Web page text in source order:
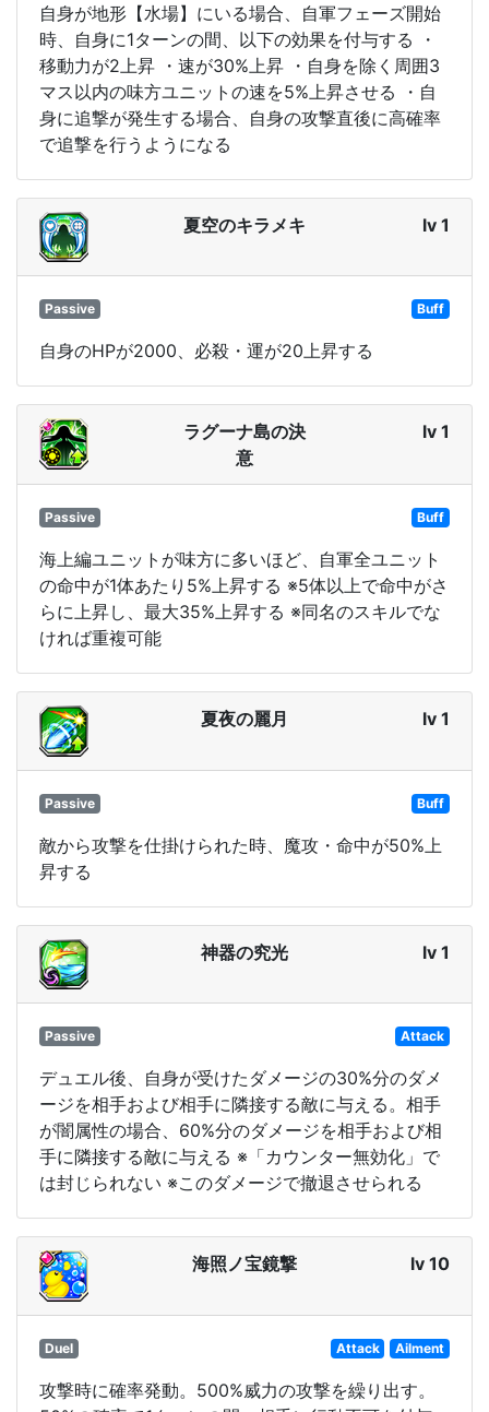
自身が地形【水場】にいる場合、自軍フェーズ開始
時、自身に1ターンの間、以下の効果を付与する ・
移動力が2上昇 ・速が30%上昇 ・自身を除く周囲3
マス以内の味方ユニットの速を5%上昇させる ・自
身に追撃が発生する場合、自身の攻撃直後に高確率
で追撃を行うようになる
夏空のキラメキ lv 1
Passive Buff
自身のHPが2000、必殺・運が20上昇する
ラグーナ島の決
意
lv 1
Passive Buff
海上編ユニットが味方に多いほど、自軍全ユニット
の命中が1体あたり5%上昇する ※5体以上で命中がさ
らに上昇し、最大35%上昇する ※同名のスキルでな
ければ重複可能
夏夜の麗月 lv 1
Passive Buff
敵から攻撃を仕掛けられた時、魔攻・命中が50%上
昇する
神器の究光 lv 1
Passive Attack
デュエル後、自身が受けたダメージの30%分のダメ
ージを相手および相手に隣接する敵に与える。相手
が闇属性の場合、60%分のダメージを相手および相
手に隣接する敵に与える ※「カウンター無効化」で
は封じられない ※このダメージで撤退させられる
海照ノ宝鏡撃 lv 10
Duel Attack Ailment
攻撃時に確率発動。500%威力の攻撃を繰り出す。